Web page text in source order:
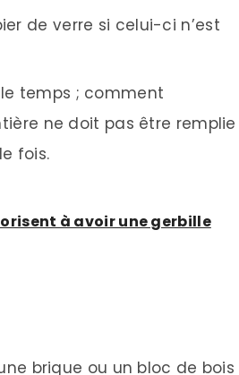
de verre si celui-ci n’est
temps ; comment
ne doit pas être remplie
fois.
à avoir une gerbille
brique ou un bloc de bois